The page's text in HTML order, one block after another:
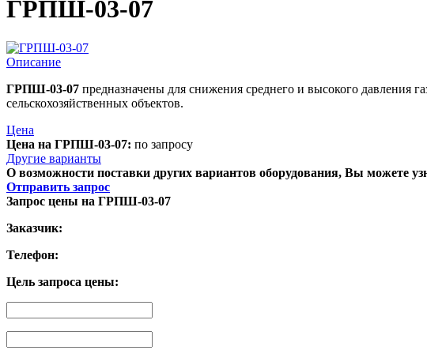
ГРПШ-03-07
Описание
ГРПШ-03-07 предназначены для снижения среднего и высокого
сельскохозяйственных объектов.
Цена
Цена на ГРПШ-03-07: по запросу
Другие варианты
О возможности поставки других вариантов оборудования, Вы можете
Отправить запрос
Запрос цены на ГРПШ-03-07
Заказчик:
Телефон:
Цель запроса цены: